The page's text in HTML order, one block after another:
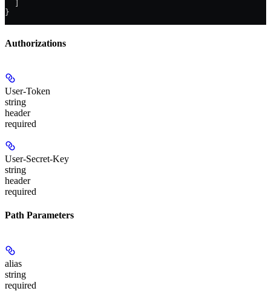
}
Authorizations
User-Token
string
header
required
User-Secret-Key
string
header
required
Path Parameters
alias
string
required